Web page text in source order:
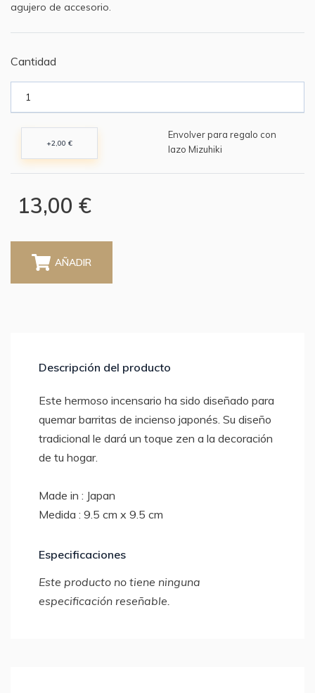
agujero de accesorio.
Cantidad
+2,00 €
Envolver para regalo con
lazo Mizuhiki
13,00 €
AÑADIR
Descripción del producto
Este hermoso incensario ha sido diseñado para
quemar barritas de incienso japonés. Su diseño
tradicional le dará un toque zen a la decoración
de tu hogar.
Made in : Japan
Medida : 9.5 cm x 9.5 cm
Especificaciones
Este producto no tiene ninguna
especificación reseñable.